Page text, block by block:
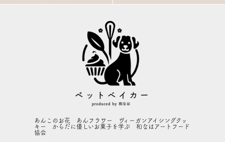
あんこのお花 あんフラワー ヴィーガンアイシングクッ
キー からだに優しいお菓子を学ぶ 和なはアートフード
協会